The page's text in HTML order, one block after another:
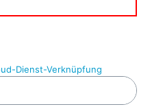
Dienst-Verknüpfung